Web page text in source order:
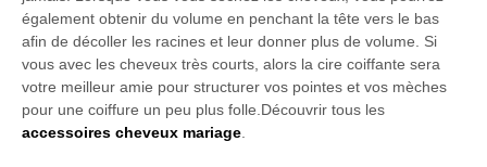
également obtenir du volume en penchant la tête vers le bas
afin de décoller les racines et leur donner plus de volume. Si
vous avec les cheveux très courts, alors la cire coiffante sera
votre meilleur amie pour structurer vos pointes et vos mèches
pour une coiffure un peu plus folle.Découvrir tous les
accessoires cheveux mariage.